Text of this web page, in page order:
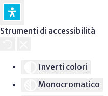
Strumenti di accessibilità
Inverti colori
Monocromatico